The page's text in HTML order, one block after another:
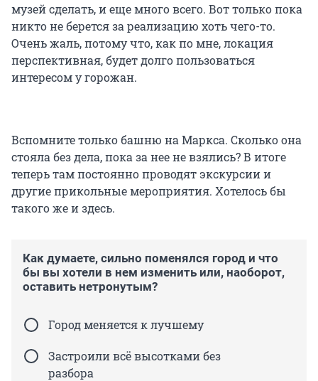
музей сделать, и еще много всего. Вот только пока
никто не берется за реализацию хоть чего-то.
Очень жаль, потому что, как по мне, локация
перспективная, будет долго пользоваться
интересом у горожан.
Вспомните только башню на Маркса. Сколько она
стояла без дела, пока за нее не взялись? В итоге
теперь там постоянно проводят экскурсии и
другие прикольные мероприятия. Хотелось бы
такого же и здесь.
Как думаете, сильно поменялся город и что
бы вы хотели в нем изменить или, наоборот,
оставить нетронутым?
Город меняется к лучшему
Застроили всё высотками без
разбора